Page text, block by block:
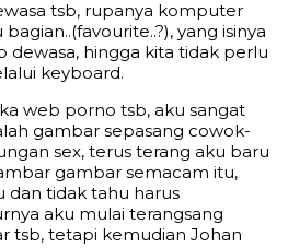
tsb, rupanya komputer
yang isinya
dewasa, hingga kita tidak perlu
keyboard.
web porno tsb, aku sangat
gambar sepasang cowok-
sex, terus terang aku baru
gambar semacam itu,
dan tidak tahu harus
aku mulai terangsang
tsb, tetapi kemudian Johan